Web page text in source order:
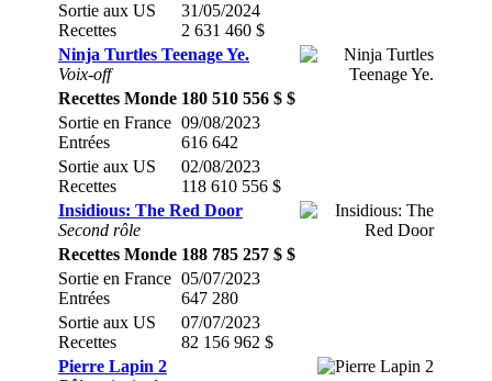
Sortie aux US
Recettes
31/05/2024
2 631 460 $
Ninja Turtles Teenage Ye.
Voix-off
Recettes Monde 180 510 556 $ $
Sortie en France
Entrées
09/08/2023
616 642
Sortie aux US
Recettes
02/08/2023
118 610 556 $
Insidious: The Red Door
Second rôle
Recettes Monde 188 785 257 $ $
Sortie en France
Entrées
05/07/2023
647 280
Sortie aux US
Recettes
07/07/2023
82 156 962 $
Pierre Lapin 2